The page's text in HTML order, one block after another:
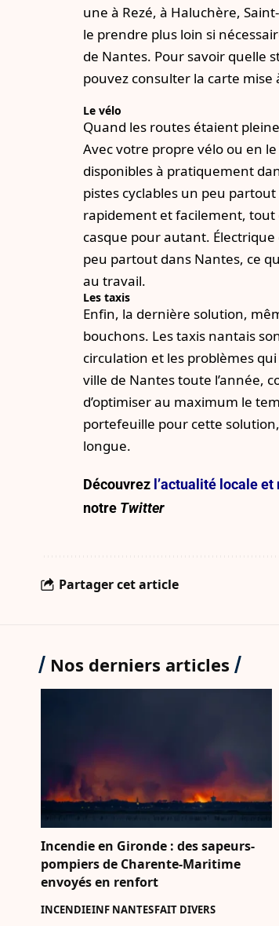
une à Rezé, à Haluchère,
le prendre plus loin si
de Nantes. Pour savoir quelle
pouvez consulter la carte
Le vélo
Quand les routes étaient
Avec votre propre vélo ou en
disponibles à pratiquement
pistes cyclables un peu
rapidement et facilement, tout
casque pour autant.
peu partout dans Nantes, ce
au travail.
Les taxis
Enfin, la dernière solution,
bouchons. Les taxis nantais
circulation et les problèmes
ville de Nantes toute l’année,
d’optimiser au maximum le
portefeuille pour cette
longue.
Découvrez l’actualité locale et
notre Twitter
Partager cet article
Nos derniers articles
Incendie en Gironde : des sapeurs-
pompiers de Charente-Maritime
envoyés en renfort
INCENDIEINF NANTESFAIT DIVERS